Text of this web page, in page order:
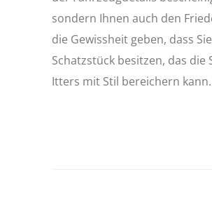
sondern Ihnen auch den
die Gewissheit geben, dass
Schatzstück besitzen, das die
Itters mit Stil bereichern kann.